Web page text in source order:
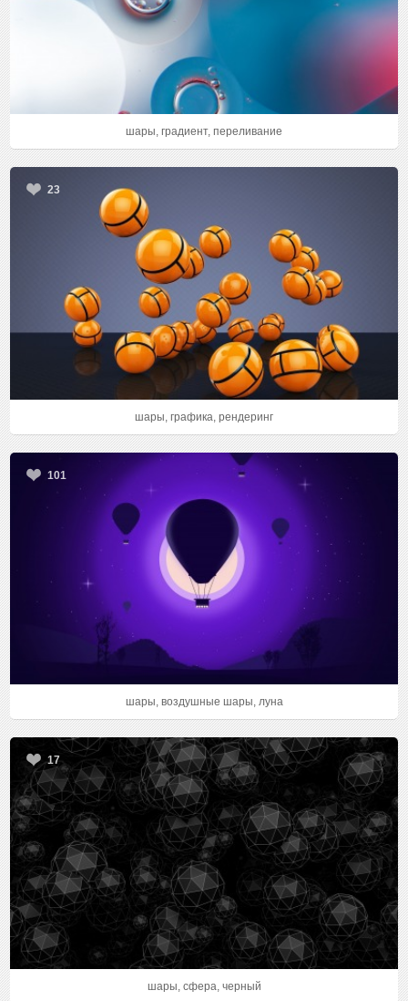
шары, градиент, переливание
23
шары, графика, рендеринг
101
шары, воздушные шары, луна
17
шары, сфера, черный